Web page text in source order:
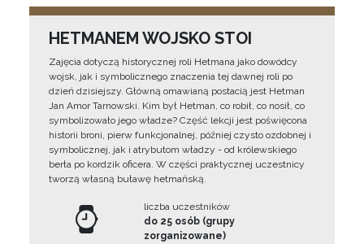
HETMANEM WOJSKO STOI
Zajęcia dotyczą historycznej roli Hetmana jako dowódcy
wojsk, jak i symbolicznego znaczenia tej dawnej roli po
dzień dzisiejszy. Główną omawianą postacią jest Hetman
Jan Amor Tarnowski. Kim był Hetman, co robił, co nosił, co
symbolizowało jego władze? Część lekcji jest poświęcona
historii broni, pierw funkcjonalnej, później czysto ozdobnej i
symbolicznej, jak i atrybutom władzy - od królewskiego
berła po kordzik oficera. W części praktycznej uczestnicy
tworzą własną buławę hetmańską.
liczba uczestników
do 25 osób (grupy
zorganizowane)